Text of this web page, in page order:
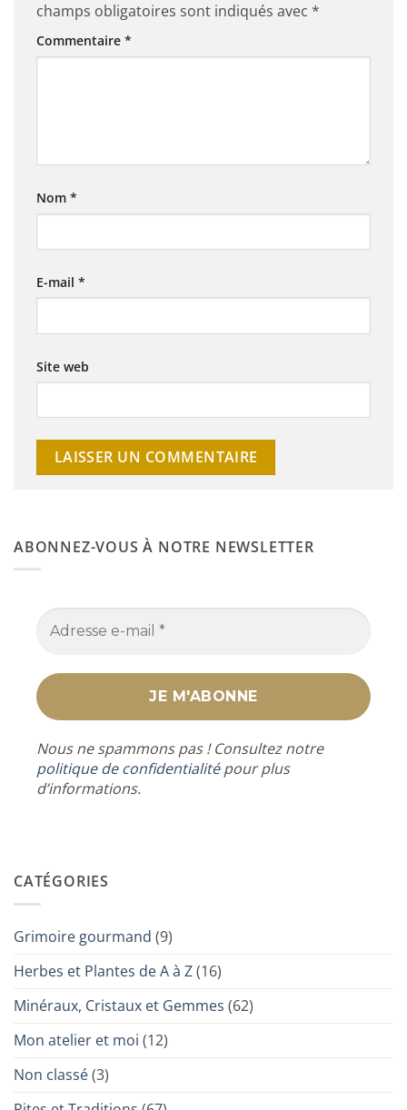
champs obligatoires sont indiqués avec *
Commentaire *
Nom *
E-mail *
Site web
ABONNEZ-VOUS À NOTRE NEWSLETTER
Nous ne spammons pas ! Consultez notre
politique de confidentialitépour plus
d’informations.
CATÉGORIES
Grimoire gourmand (9)
Herbes et Plantes de A à Z(16)
Minéraux, Cristaux et Gemmes (62)
Mon atelier et moi (12)
Non classé(3)